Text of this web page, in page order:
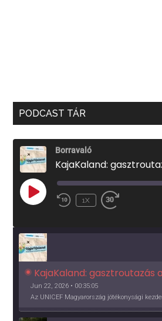
PODCAST TÁR
Borravaló
KajaKaland:
PLAY
EPISODE
1X
KajaKaland: gasztroutazás
Jun 22, 2026 • 00:35:05